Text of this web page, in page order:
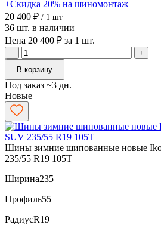
+Скидка 20% на шиномонтаж
20 400 ₽ / 1 шт
36 шт. в наличии
Цена 20 400 ₽ за 1 шт.
−
+
В корзину
Под заказ ~3 дн.
Новые
Шины зимние шипованные новые
235/55 R19 105T
Ширина235
Профиль55
РадиусR19